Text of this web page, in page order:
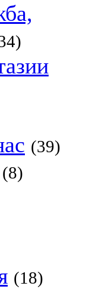
(39)
(8)
(18)